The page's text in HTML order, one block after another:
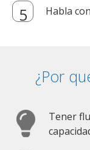
Habla
¿Por
Tener